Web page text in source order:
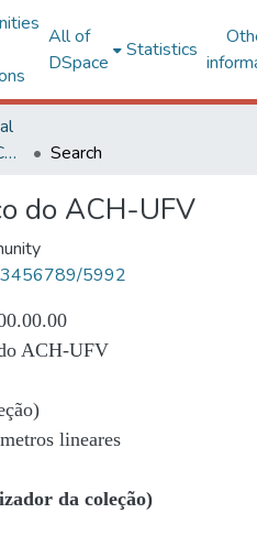
All of
DSpace
Statistics
Acervo Fotográfico do ACH-UFV
Search
do ACH-UFV
5992
ACH-UFV
lineares
da coleção)